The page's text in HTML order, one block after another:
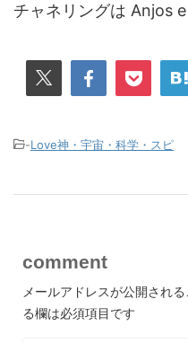
チャネリングは Anjos
-Love神・宇宙・科学・スピ
comment
メールアドレスが公開される
る欄は必須項目です